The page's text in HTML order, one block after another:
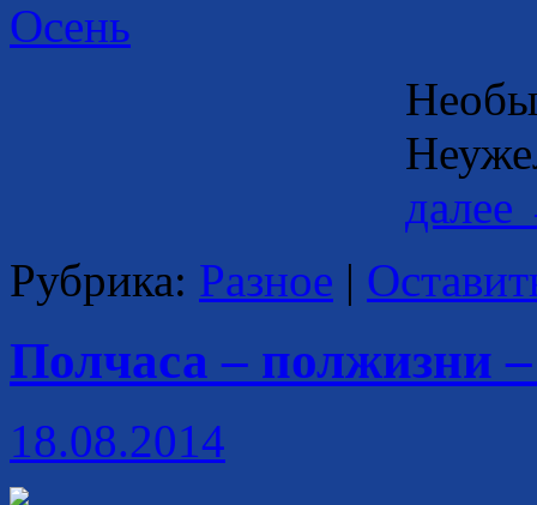
далее
Рубрика: Разное |
Полчаса – полжизни
18.08.2014